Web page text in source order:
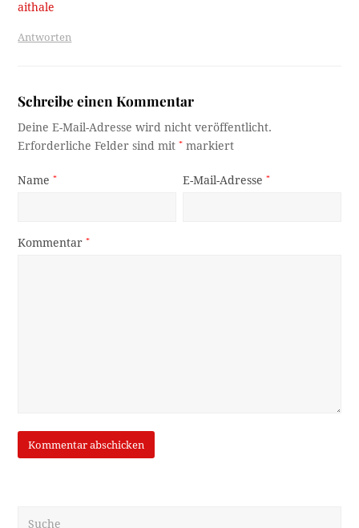
aithale
Antworten
Schreibe einen Kommentar
Deine E-Mail-Adresse wird nicht veröffentlicht.
Erforderliche Felder sind mit* markiert
Name* E-Mail-Adresse*
Kommentar*